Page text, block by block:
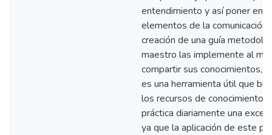
entendimiento y así poner en
elementos de la
creación de una guía
maestro las implemente al
compartir sus conocimientos,
es una herramienta útil que
los recursos de conocimiento
práctica diariamente una
ya que la aplicación de este